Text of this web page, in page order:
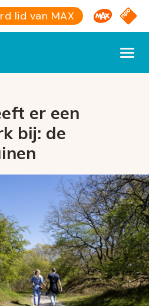
lid van MAX Omroep
NPO
er een
bij: de